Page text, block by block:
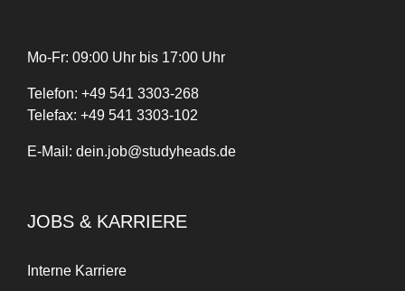
Mo-Fr: 09:00 Uhr bis 17:00 Uhr
Telefon: +49 541 3303-268
Telefax: +49 541 3303-102
E-Mail: dein.job@studyheads.de
JOBS & KARRIERE
Interne Karriere